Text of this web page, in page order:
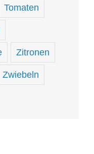
Tomaten
Zitronen
Zwiebeln